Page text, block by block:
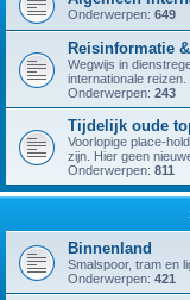
Onderwerpen: 649
Reisinformatie
Wegwijs in
internationale reizen.
Onderwerpen: 243
Tijdelijk oude
Voorlopige place-
zijn. Hier geen
Onderwerpen: 811
Binnenland
Smalspoor, tram en
Onderwerpen: 421